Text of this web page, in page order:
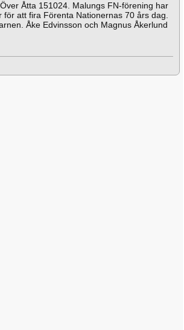
Åtta 151024. Malungs FN-förening har
att fira Förenta Nationernas 70 års dag.
Åke Edvinsson och Magnus Åkerlund